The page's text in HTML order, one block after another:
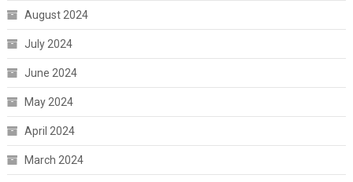
August 2024
July 2024
June 2024
May 2024
April 2024
March 2024